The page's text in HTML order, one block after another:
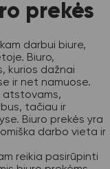
prekės
darbui biure,
Biuro,
kurios dažnai
ir net namuose.
atstovams,
tačiau ir
Biuro prekės yra
darbo vieta ir
reikia pasirūpinti